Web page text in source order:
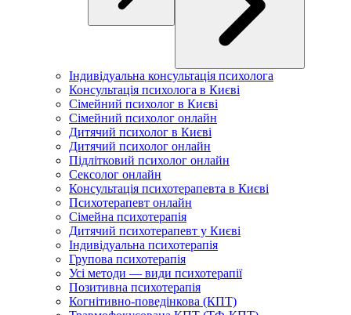
Індивідуальна консультація психолога
Консультація психолога в Києві
Сімейний психолог в Києві
Сімейний психолог онлайн
Дитячий психолог в Києві
Дитячий психолог онлайн
Підлітковий психолог онлайн
Сексолог онлайн
Консультація психотерапевта в Києві
Психотерапевт онлайн
Сімейна психотерапія
Дитячий психотерапевт у Києві
Індивідуальна психотерапія
Групова психотерапія
Усі методи — види психотерапії
Позитивна психотерапія
Когнітивно-поведінкова (КПТ)